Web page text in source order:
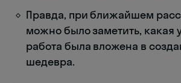
Правда, при ближайшем
можно было заметить, какая
работа была вложена в
шедевра.